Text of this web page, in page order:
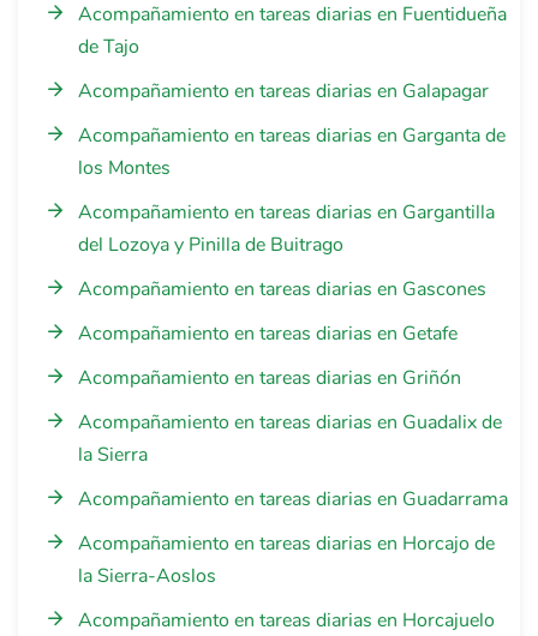
Acompañamiento en tareas diarias en Fuentidueña
de Tajo
Acompañamiento en tareas diarias en Galapagar
Acompañamiento en tareas diarias en Garganta de
los Montes
Acompañamiento en tareas diarias en Gargantilla
del Lozoya y Pinilla de Buitrago
Acompañamiento en tareas diarias en Gascones
Acompañamiento en tareas diarias en Getafe
Acompañamiento en tareas diarias en Griñón
Acompañamiento en tareas diarias en Guadalix de
la Sierra
Acompañamiento en tareas diarias en Guadarrama
Acompañamiento en tareas diarias en Horcajo de
la Sierra-Aoslos
Acompañamiento en tareas diarias en Horcajuelo